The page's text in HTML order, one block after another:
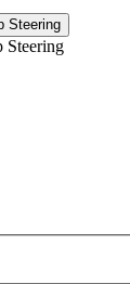
Steering